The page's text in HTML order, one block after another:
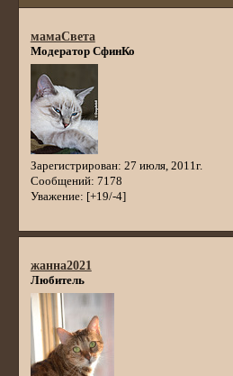
мамаСвета
Модератор СфинКо
Зарегистрирован: 27 июля, 2011г.
Сообщений: 7178
Уважение: [+19/-4]
жанна2021
Любитель